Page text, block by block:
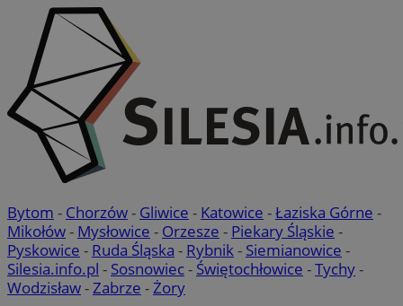
Bytom - Chorzów- Gliwice - Katowice -Łaziska Górne -
Mikołów- Mysłowice - Orzesze - Piekary Śląskie -
Pyskowice - Ruda Śląska - Rybnik - Siemianowice -
Silesia.info.pl - Sosnowiec- Świętochłowice -Tychy-
Wodzisław- Zabrze - Żory